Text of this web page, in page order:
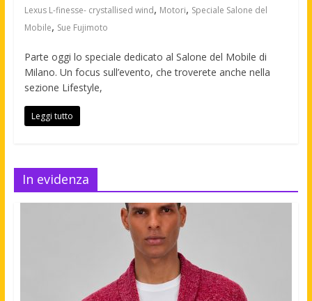
Lexus L-finesse- crystallised wind, Motori, Speciale Salone del
Mobile, Sue Fujimoto
Parte oggi lo speciale dedicato al Salone del Mobile di
Milano. Un focus sull’evento, che troverete anche nella
sezione Lifestyle,
Leggi tutto
In evidenza